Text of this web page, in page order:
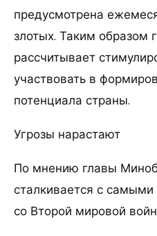
предусмотрена
злотых. Таким образом
рассчитывает
участвовать в
потенциала страны.
Угрозы нарастают
По мнению главы
сталкивается с
со Второй мировой